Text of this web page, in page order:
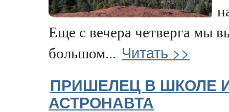
Еще с вечера четверга мы
большом... Читать >>
ПРИШЕЛЕЦ В ШКОЛЕ
АСТРОНАВТА